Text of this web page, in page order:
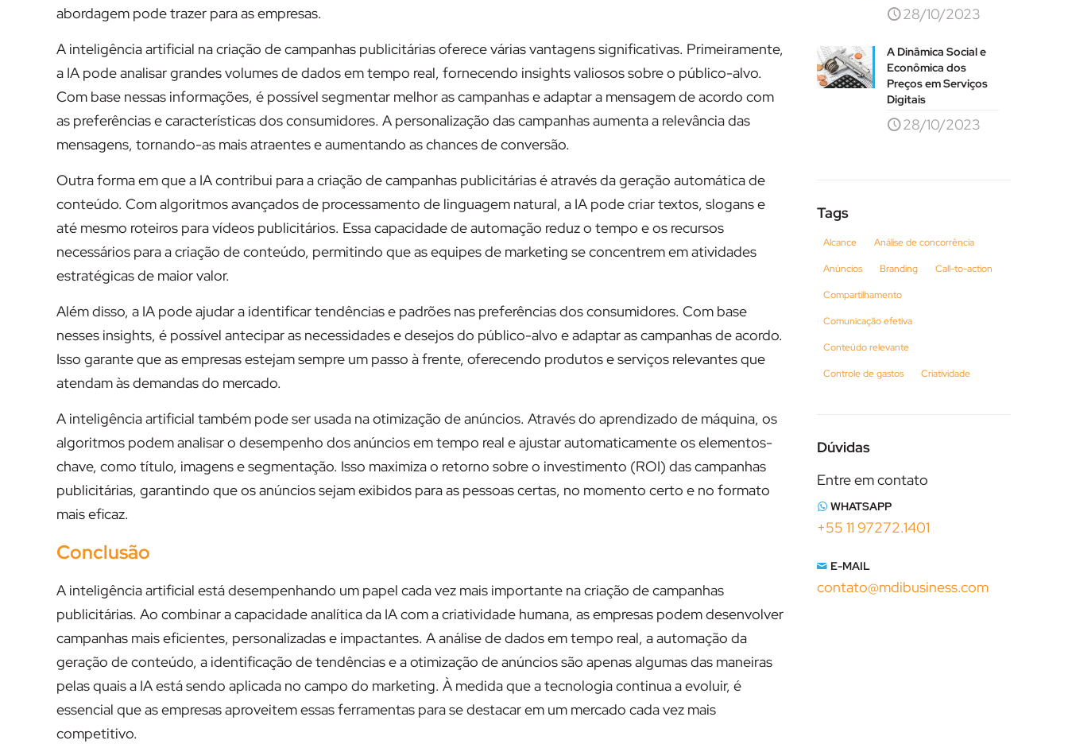
abordagem pode trazer para as empresas.
A inteligência artificial na criação de campanhas publicitárias oferece várias vantagens significativas. Primeiramente,
a IA pode analisar grandes volumes de dados em tempo real, fornecendo insights valiosos sobre o público-alvo.
Com base nessas informações, é possível segmentar melhor as campanhas e adaptar a mensagem de acordo com
as preferências e características dos consumidores. A personalização das campanhas aumenta a relevância das
mensagens, tornando-as mais atraentes e aumentando as chances de conversão.
Outra forma em que a IA contribui para a criação de campanhas publicitárias é através da geração automática de
conteúdo. Com algoritmos avançados de processamento de linguagem natural, a IA pode criar textos, slogans e
até mesmo roteiros para vídeos publicitários. Essa capacidade de automação reduz o tempo e os recursos
necessários para a criação de conteúdo, permitindo que as equipes de marketing se concentrem em atividades
estratégicas de maior valor.
Além disso, a IA pode ajudar a identificar tendências e padrões nas preferências dos consumidores. Com base
nesses insights, é possível antecipar as necessidades e desejos do público-alvo e adaptar as campanhas de acordo.
Isso garante que as empresas estejam sempre um passo à frente, oferecendo produtos e serviços relevantes que
atendam às demandas do mercado.
A inteligência artificial também pode ser usada na otimização de anúncios. Através do aprendizado de máquina, os
algoritmos podem analisar o desempenho dos anúncios em tempo real e ajustar automaticamente os elementos-
chave, como título, imagens e segmentação. Isso maximiza o retorno sobre o investimento (ROI) das campanhas
publicitárias, garantindo que os anúncios sejam exibidos para as pessoas certas, no momento certo e no formato
mais eficaz.
Conclusão
A inteligência artificial está desempenhando um papel cada vez mais importante na criação de campanhas
publicitárias. Ao combinar a capacidade analítica da IA com a criatividade humana, as empresas podem desenvolver
campanhas mais eficientes, personalizadas e impactantes. A análise de dados em tempo real, a automação da
geração de conteúdo, a identificação de tendências e a otimização de anúncios são apenas algumas das maneiras
pelas quais a IA está sendo aplicada no campo do marketing. À medida que a tecnologia continua a evoluir, é
essencial que as empresas aproveitem essas ferramentas para se destacar em um mercado cada vez mais
competitivo.
28/10/2023
A Dinâmica Social e
Econômica dos
Preços em Serviços
Digitais
28/10/2023
Tags
Alcance Análise de concorrência
Anúncios Branding Call-to-action
Compartilhamento
Comunicação efetiva
Conteúdo relevante
Controle de gastos Criatividade
Dúvidas
Entre em contato
WHATSAPP
+55 11 97272.1401
E-MAIL
contato@mdibusiness.com